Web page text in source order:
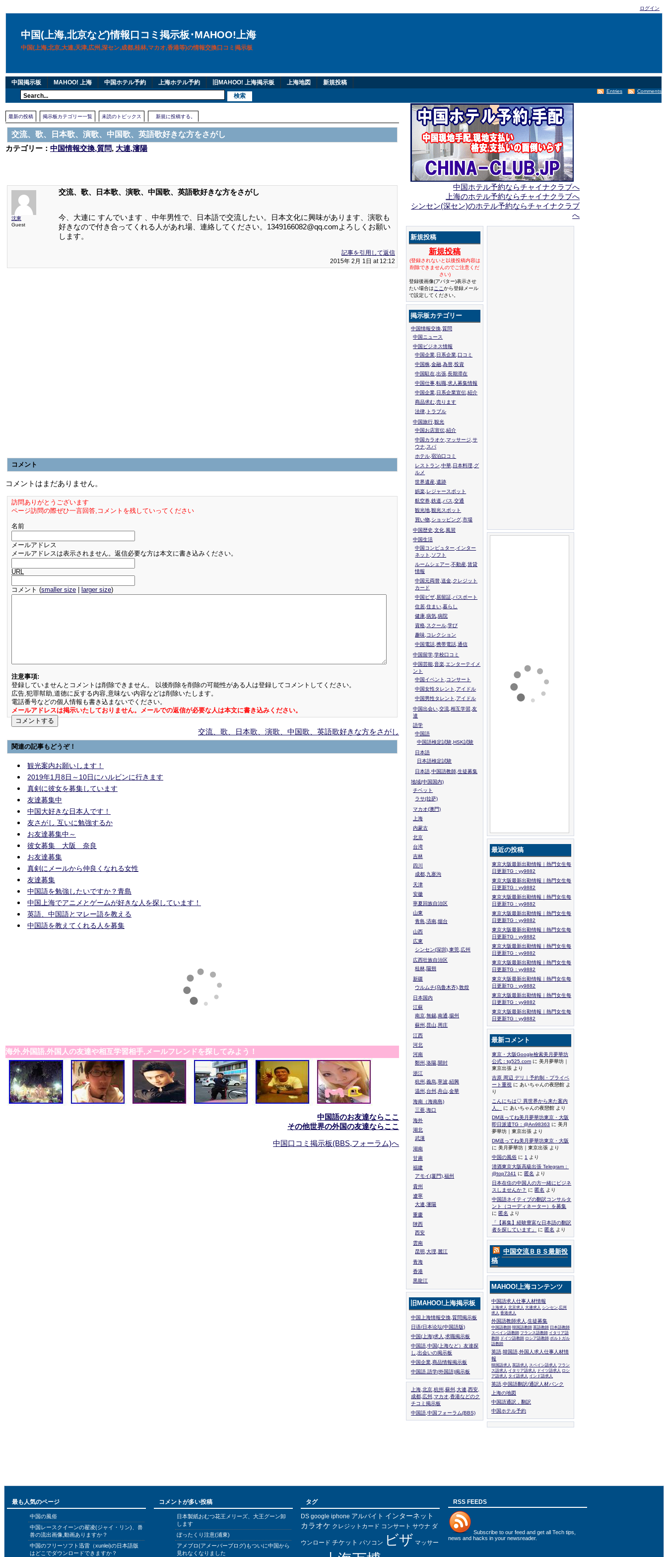
ログイン
中国(上海,北京など)情報口コミ掲示板･MAHOO!上海
中国(上海,北京,大連,天津,広州,深セン,成都,桂林,マカオ,香港等)の情報交換口コミ掲示板
中国掲示板 MAHOO! 上海 中国ホテル予約 上海ホテル予約 旧MAHOO! 上海掲示板 上海地図 新規投稿
Comments
Entries
最新の投稿 掲示板カテゴリー一覧 未読のトピックス 新規に投稿する。
交流、歌、日本歌、演歌、中国歌、英語歌好きな方をさがし
カテゴリー： 中国情報交換,質問, 大連,瀋陽
沈東
Guest
交流、歌、日本歌、演歌、中国歌、英語歌好きな方をさがし
今、大連に すんでいます 、中年男性で、日本語で交流したい。日本文化に興味があります、演歌も
好きなので付き合ってくれる人があれ場、連絡してください。1349166082@qq.comよろしくお願い
します。
記事を引用して返信
2015年 2月 1日 at 12:12
コメント
コメントはまだありません。
訪問ありがとうございます
ページ訪問の際ぜひ一言回答,コメントを残していってください
名前
メールアドレス
メールアドレスは表示されません。返信必要な方は本文に書き込みください。
URL
コメント (smaller size larger size)
注意事項:
登録していませんとコメントは削除できません。 以後削除を削除の可能性がある人は登録してコメントしてください。
広告,犯罪幇助,道徳に反する内容,意味ない内容などは削除いたします。
電話番号などの個人情報も書き込まないでください。
メールアドレスは掲示いたしておりません。メールでの返信が必要な人は本文に書き込みください。
交流、歌、日本歌、演歌、中国歌、英語歌好きな方をさがし
関連の記事もどうぞ！
観光案内お願いします！
2019年1月8日～10日にハルビンに行きます
真剣に彼女を募集しています
友達募集中
中国大好きな日本人です！
友さがし 互いに勉強するか
お友達募集中～
彼女募集 大阪 奈良
お友達募集
真剣にメールから仲良くなれる女性
友達募集
中国語を勉強したいですか？青島
中国上海でアニメとゲームが好きな人を探しています！
英語、中国語とマレー語を教える
中国語を教えてくれる人を募集
海外,外国語,外国人の友達や相互学習相手,メールフレンドを探してみよう！
中国語のお友達ならここ
その他世界の外国の友達ならここ
中国口コミ掲示板(BBS,フォーラム)へ
中国ホテル予約ならチャイナクラブへ
上海のホテル予約ならチャイナクラブへ
シンセン(深セン)のホテル予約ならチャイナクラブ
へ
新規投稿
新規投稿
(登録されないと以後投稿内容は
削除できませんのでご注意くだ
さい)
登録後画像(アバター)表示させ
たい場合は ここから登録メール
で設定してください。
掲示板カテゴリー
中国情報交換,質問
中国ニュース
中国ビジネス情報
中国企業,日系企業,口コミ
中国株,金融,為替,投資
中国駐在,出張,長期滞在
中国仕事,転職,求人募集情報
中国企業,日系企業宣伝,紹介
商品求む,売ります
法律,トラブル
中国旅行,観光
中国お店宣伝,紹介
中国カラオケ,マッサージ,サ
ウナ,スパ
ホテル,宿泊口コミ
レストラン,中華,日本料理,グ
ルメ
世界遺産,遺跡
娯楽,レジャースポット
航空券,鉄道,バス,交通
観光地,観光スポット
買い物,ショッピング,市場
中国歴史,文化,風習
中国生活
中国コンピュター,インター
ネット,ソフト
ルームシェアー,不動産,賃貸
情報
中国元両替,送金,クレジット
カード
中国ビザ,居留証,パスポート
住居,住まい,暮らし
健康,病気,病院
資格,スクール,学び
趣味,コレクション
中国電話,携帯電話,通信
中国留学,学校口コミ
中国芸能,音楽,エンターテイメ
ント
中国イベント,コンサート
中国女性タレント,アイドル
中国男性タレント,アイドル
中国出会い,交流,相互学習,友
達
語学
中国語
中国語検定試験,HSK試験
日本語
日本語検定試験
日本語,中国語教師,生徒募集
地域(中国国内)
チベット
ラサ(拉萨)
マカオ(澳門)
上海
内蒙古
北京
台湾
吉林
四川
成都,九寨沟
天津
安徽
寧夏回族自治区
山東
青島,済南,烟台
山西
広東
シンセン(深圳),東莞,広州
広西壮族自治区
桂林,陽朔
新疆
ウルムチ(乌鲁木齐),敦煌
日本国内
江蘇
南京,無錫,南通,揚州
蘇州,昆山,周庄
江西
河北
河南
鄭州,洛陽,開封
浙江
杭州,義烏,寧波,紹興
温州,台州,舟山,金華
海南（海南島)
三亜,海口
海外
湖北
武漢
湖南
甘粛
福建
アモイ(厦門),福州
貴州
遼寧
大連,瀋陽
重慶
陜西
西安
雲南
昆明,大理,麗江
青海
香港
黒龍江
旧MAHOO!上海掲示板
中国上海情報交換,質問掲示板
日语/日本论坛(中国語版)
中国(上海)求人,求職掲示板
中国語,中国(上海など）友達探
し,出会いの掲示板
中国企業,商品情報掲示板
中国語.語学(外国語)掲示板
上海,北京,杭州,蘇州,大連,西安,
成都,広州,マカオ,香港などのク
チコミ掲示板
中国語,中国フォーラム(BBS)
最近の投稿
東京大阪最新出勤情報｜熱門女生每
日更新TG：yy9882
東京大阪最新出勤情報｜熱門女生每
日更新TG：yy9882
東京大阪最新出勤情報｜熱門女生每
日更新TG：yy9882
東京大阪最新出勤情報｜熱門女生每
日更新TG：yy9882
東京大阪最新出勤情報｜熱門女生每
日更新TG：yy9882
東京大阪最新出勤情報｜熱門女生每
日更新TG：yy9882
東京大阪最新出勤情報｜熱門女生每
日更新TG：yy9882
東京大阪最新出勤情報｜熱門女生每
日更新TG：yy9882
東京大阪最新出勤情報｜熱門女生每
日更新TG：yy9882
東京大阪最新出勤情報｜熱門女生每
日更新TG：yy9882
最新コメント
東京・大阪Google檢索美月夢華坊
公式：tg525.com に 美月夢華坊｜
東京出張 より
吉原 周辺 デリ｜予約制・プライベ
ート重視 に あいちゃんの夜戀館 よ
り
こんにちは♡ 異世界から来た案内
人、
に あいちゃんの夜戀館 より
DM送ってね美月夢華坊東京・大阪
即日派遣TG：@An98363 に 美月
夢華坊｜東京出張 より
DM送ってね美月夢華坊東京・大阪
に 美月夢華坊｜東京出張 より
中国の風俗 に 1
より
清酒東京大阪高級出張 Telegram：
@top7341 に 匿名 より
日本在住の中国人の方一緒にビジネ
スしませんか？ に 匿名 より
中国語ネイティブの翻訳コンサルタ
ント（コーディネーター）を募集
に 匿名 より
「【募集】経験豊富な日本語の翻訳
者を探しています」
に 匿名 より
中国交流ＢＢＳ最新投
稿
MAHOO!上海コンテンツ
中国語求人仕事人材情報
上海求人 北京求人 大連求人 シンセン,広州
求人 香港求人
外国語教師求人,生徒募集
中国語教師 韓国語教師 英語教師 日本語教師
スペイン語教師 フランス語教師 イタリア語
教師 ドイツ語教師 ロシア語教師 ポルトガル
語教師
英語,韓国語,外国人求人仕事人材情
報
韓国語求人 英語求人 スペイン語求人 フラン
ス語求人 イタリア語求人 ドイツ語求人 ロシ
ア語求人 タイ語求人 インド語求人
英語,中国語翻訳/通訳人材バンク
上海の地図
中国語通訳，翻訳
中国ホテル予約
最も人気のページ
中国の風俗
中国レースクイーンの翟凌(ジャイ・リン)、兽
兽の流出画像,動画ありますか？
中国のフリーソフト迅雷（xunlei)の日本語版
はどこでダウンロードできますか？
コメントが多い投稿
日本製紙おむつ花王メリーズ、大王グーン卸
します
ぼったくり注意(浦東)
アメブロ(アメーバーブログ)もついに中国から
見れなくなりました
タグ
DS google iphone アルバイト インターネット
カラオケ クレジットカード コンサート サウナ ダ
ウンロード チケット パソコン ビザ マッサー
RSS FEEDS
Subscribe to our feed and get all Tech tips,
news and hacks in your newsreader.